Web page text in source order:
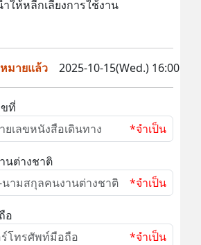
ให้หลีกเลี่ยงการใช้งาน
มายแล้ว 2025-10-15(Wed.) 16:00
ที่
*จำเป็น
นต่างชาติ
*จำเป็น
อ
*จำเป็น